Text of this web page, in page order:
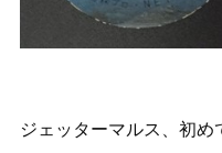
ジェッターマルス、初め